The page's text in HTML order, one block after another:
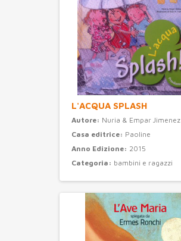
L'ACQUA SPLASH
Autore: Nuria & Empar Jimenez
Casa editrice: Paoline
Anno Edizione: 2015
Categoria: bambini e ragazzi